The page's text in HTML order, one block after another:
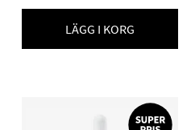
LÄGG I KORG